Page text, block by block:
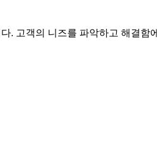
. 고객의 니즈를 파악하고 해결